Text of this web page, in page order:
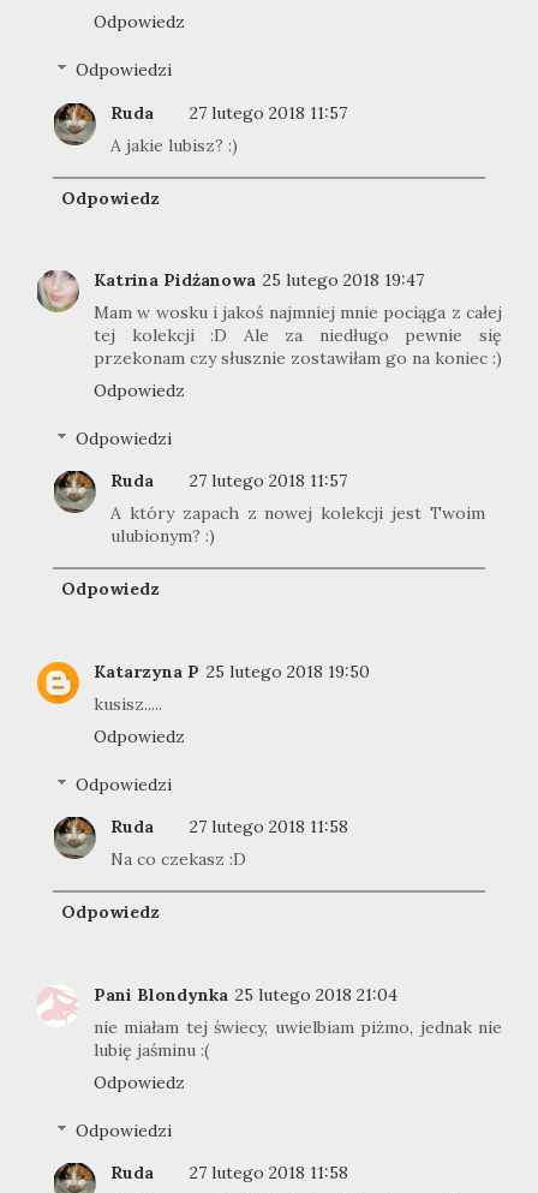
Odpowiedz
Odpowiedzi
Ruda
27 lutego 2018 11:57
A jakie lubisz? :)
Odpowiedz
Katrina Pidżanowa 25 lutego 2018 19:47
Mam w wosku i jakoś najmniej mnie pociąga z całej
tej kolekcji :D Ale za niedługo pewnie się
przekonam czy słusznie zostawiłam go na koniec :)
Odpowiedz
Odpowiedzi
Ruda
27 lutego 2018 11:57
A który zapach z nowej kolekcji jest Twoim
ulubionym? :)
Odpowiedz
Katarzyna P 25 lutego 2018 19:50
kusisz.....
Odpowiedz
Odpowiedzi
Ruda
27 lutego 2018 11:58
Na co czekasz :D
Odpowiedz
Pani Blondynka 25 lutego 2018 21:04
nie miałam tej świecy, uwielbiam piżmo, jednak nie
lubię jaśminu :(
Odpowiedz
Odpowiedzi
Ruda
27 lutego 2018 11:58